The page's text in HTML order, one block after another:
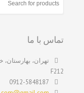
تماس با ما
تهران، بهارستان،
F212
0912-5848187